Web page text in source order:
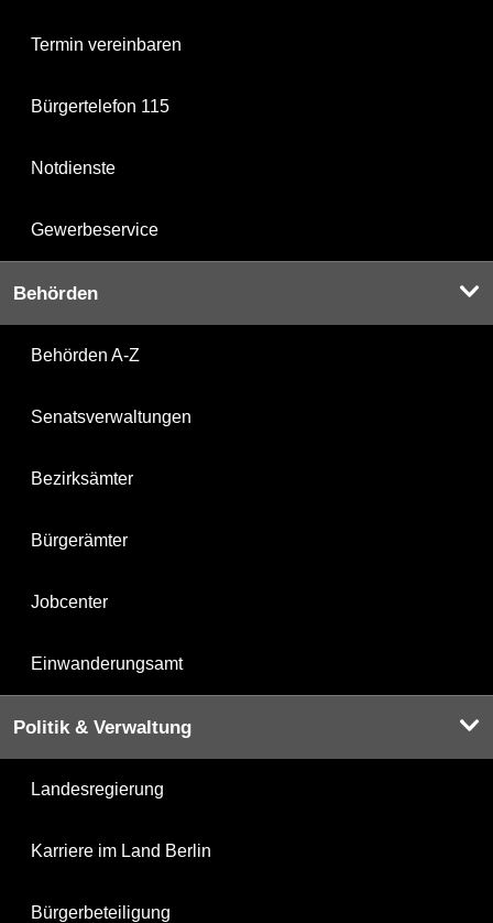
Termin vereinbaren
Bürgertelefon 115
Notdienste
Gewerbeservice
Behörden
Behörden A-Z
Senatsverwaltungen
Bezirksämter
Bürgerämter
Jobcenter
Einwanderungsamt
Politik & Verwaltung
Landesregierung
Karriere im Land Berlin
Bürgerbeteiligung